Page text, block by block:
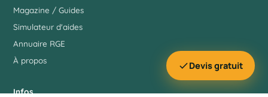
Magazine / Guides
Simulateur d'aides
Annuaire RGE
À propos
Infos
Devis gratuit